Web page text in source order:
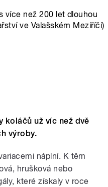
více než 200 let dlouhou
ve Valašském Meziříčí)
koláčů už víc než dvě
výroby.
náplní. K těm
hrušková nebo
které získaly v roce